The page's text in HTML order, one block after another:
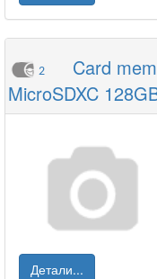
2
Card
MicroSDXC
Детали...